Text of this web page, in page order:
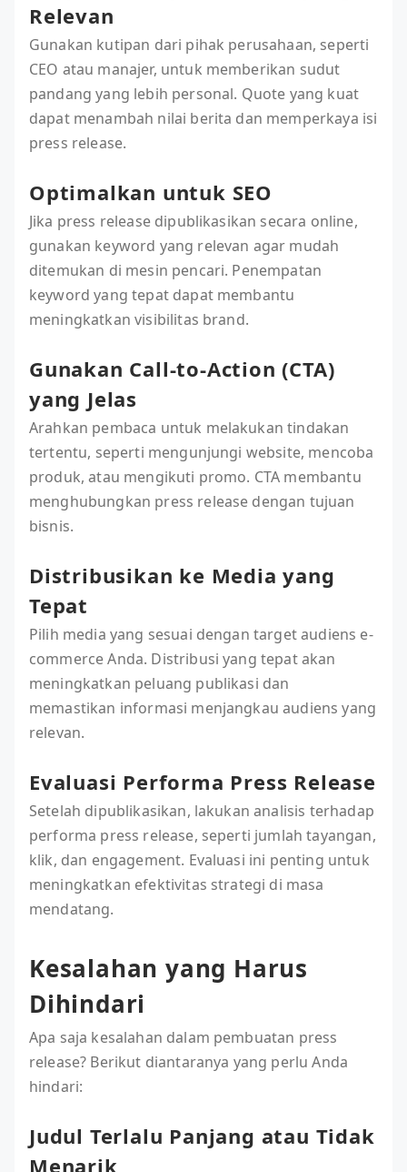
Relevan
Gunakan kutipan dari pihak perusahaan, seperti
CEO atau manajer, untuk memberikan sudut
pandang yang lebih personal. Quote yang kuat
dapat menambah nilai berita dan memperkaya isi
press release.
Optimalkan untuk SEO
Jika press release dipublikasikan secara online,
gunakan keyword yang relevan agar mudah
ditemukan di mesin pencari. Penempatan
keyword yang tepat dapat membantu
meningkatkan visibilitas brand.
Gunakan Call-to-Action (CTA)
yang Jelas
Arahkan pembaca untuk melakukan tindakan
tertentu, seperti mengunjungi website, mencoba
produk, atau mengikuti promo. CTA membantu
menghubungkan press release dengan tujuan
bisnis.
Distribusikan ke Media yang
Tepat
Pilih media yang sesuai dengan target audiens e-
commerce Anda. Distribusi yang tepat akan
meningkatkan peluang publikasi dan
memastikan informasi menjangkau audiens yang
relevan.
Evaluasi Performa Press Release
Setelah dipublikasikan, lakukan analisis terhadap
performa press release, seperti jumlah tayangan,
klik, dan engagement. Evaluasi ini penting untuk
meningkatkan efektivitas strategi di masa
mendatang.
Kesalahan yang Harus
Dihindari
Apa saja kesalahan dalam pembuatan press
release? Berikut diantaranya yang perlu Anda
hindari:
Judul Terlalu Panjang atau Tidak
Menarik